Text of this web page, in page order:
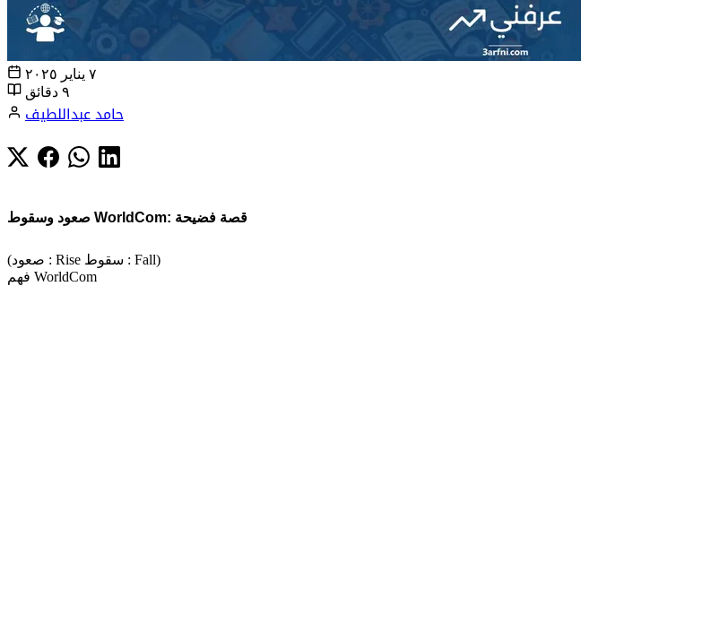
٧ يناير ٢٠٢٥
٩ دقائق
حامد عبداللطيف
صعود وسقوط WorldCom: قصة فضيحة
(صعود : Rise سقوط : Fall)
فهم WorldCom